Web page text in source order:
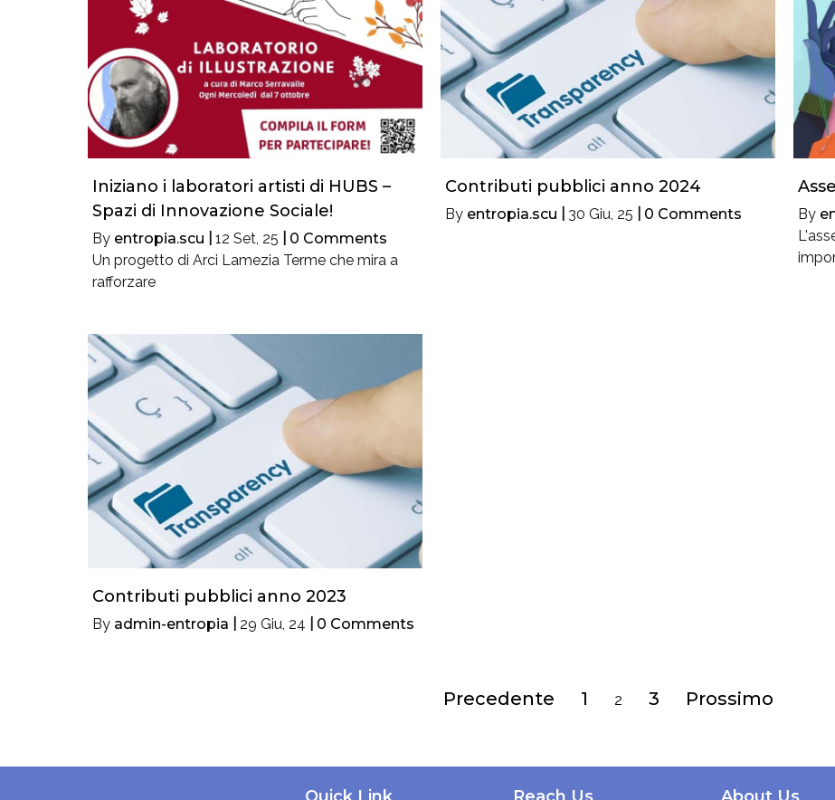
Iniziano i laboratori artisti di HUBS –
Spazi di Innovazione Sociale!
By entropia.scu 12 Set, 25
0 Comments
Un progetto di Arci Lamezia Terme che mira a
rafforzare
Contributi pubblici anno 2024
By entropia.scu 30 Giu, 25 0 Comments By
Contributi pubblici anno 2023
By admin-entropia 29 Giu, 24 0 Comments
Precedente 1 2 3 Prossimo
Quick Link Reach Us About Us